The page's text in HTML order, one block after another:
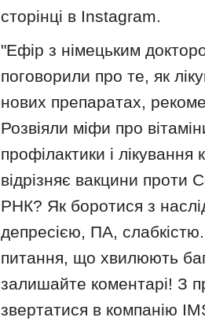
сторінці в Instagram.
"Ефір з німецьким
поговорили про те, як
нових препаратах,
Розвіяли міфи про
профілактики і лікування
відрізняє вакцини проти
РНК? Як боротися з
депресією, ПА,
питання, що хвилюють
залишайте коментарі! З
звертатися в компанію